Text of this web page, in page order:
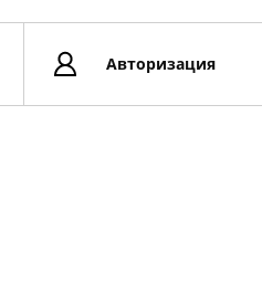
Авторизация